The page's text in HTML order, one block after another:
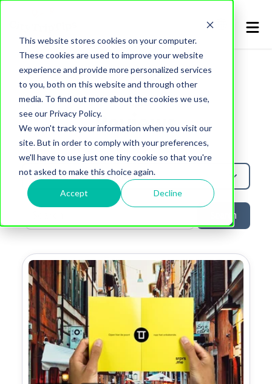
This website stores cookies on your computer.
These cookies are used to improve your website
experience and provide more personalized services
to you, both on this website and through other
media. To find out more about the cookies we use,
see our Privacy Policy.
We won't track your information when you visit our
site. But in order to comply with your preferences,
we'll have to use just one tiny cookie so that you're
not asked to make this choice again.
Accept Decline
Topic
Reviews
Reviews
Search